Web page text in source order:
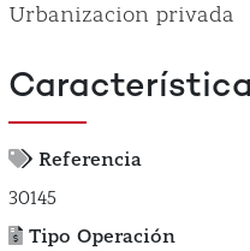
Urbanizacion privada
Referencia
30145
Tipo Operación